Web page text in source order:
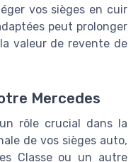
vos sièges en cuir
peut prolonger
valeur de revente de
Mercedes
rôle crucial dans la
de vos sièges auto,
Classe ou un autre